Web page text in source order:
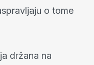
o tome
držana na